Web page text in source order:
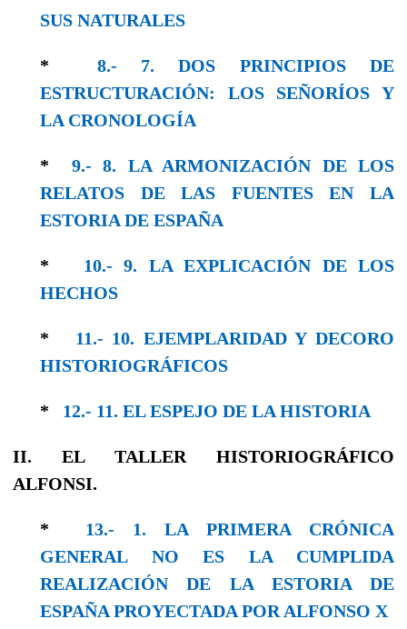
SUS NATURALES
*
8.- 7. DOS PRINCIPIOS DE
ESTRUCTURACIÓN: LOS SEÑORÍOS Y
LA CRONOLOGÍA
* 9.- 8. LA ARMONIZACIÓN DE LOS
RELATOS DE LAS FUENTES EN LA
ESTORIA DE ESPAÑA
* 10.- 9. LA EXPLICACIÓN DE LOS
HECHOS
* 11.- 10. EJEMPLARIDAD Y DECORO
HISTORIOGRÁFICOS
* 12.- 11. EL ESPEJO DE LA HISTORIA
II. EL TALLER HISTORIOGRÁFICO
ALFONSI.
* 13.- 1. LA PRIMERA CRÓNICA
GENERAL NO ES LA CUMPLIDA
REALIZACIÓN DE LA ESTORIA DE
ESPAÑA PROYECTADA POR ALFONSO X